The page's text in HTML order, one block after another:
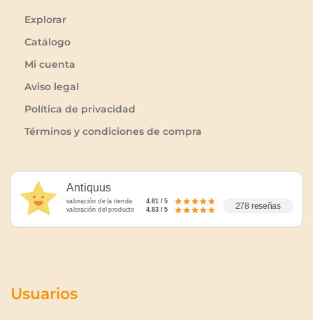
Explorar
Catálogo
Mi cuenta
Aviso legal
Política de privacidad
Términos y condiciones de compra
Antiquus
valoración de la tienda
4.81 / 5
valoración del producto
4.83 / 5 278 reseñas
Usuarios